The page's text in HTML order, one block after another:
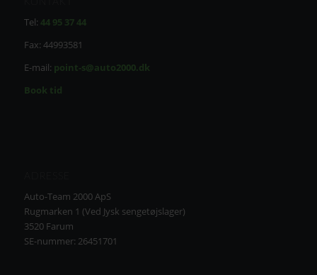
Tel: 44 95 37 44
Fax: 44993581
E-mail: point-s@auto2000.dk
Book tid
Auto-Team 2000 ApS
Rugmarken 1 (Ved Jysk sengetøjslager)
3520 Farum
SE-nummer: 26451701